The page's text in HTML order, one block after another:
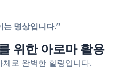
는 명상입니다.”
위한 아로마 활용
로 완벽한 힐링입니다.